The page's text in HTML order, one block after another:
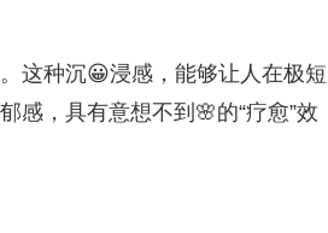
这种沉😀浸感，能够让人在极短
感，具有意想不到🌸的“疗愈”效